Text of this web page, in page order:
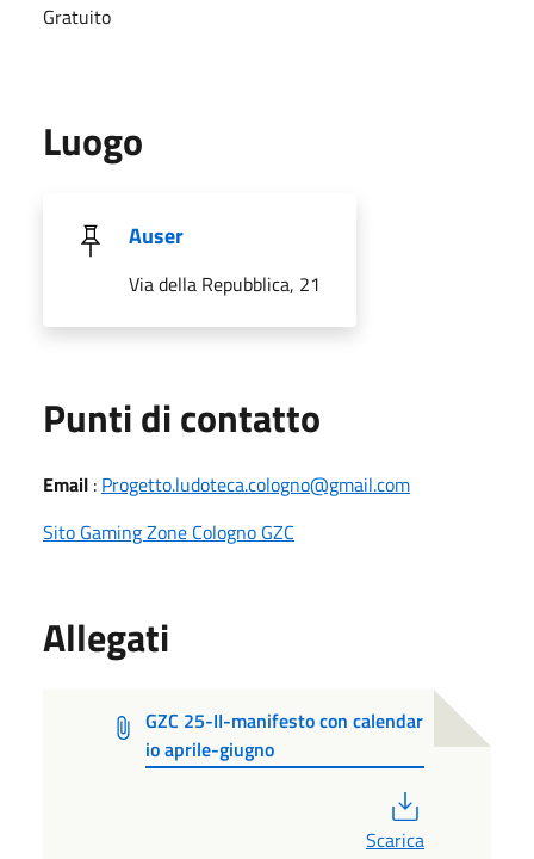
Gratuito
Luogo
Auser
Via della Repubblica, 21
Punti di contatto
Email : Progetto.ludoteca.cologno@gmail.com
Sito Gaming Zone Cologno GZC
Allegati
GZC 25-II-manifesto con calendar
io aprile-giugno
Scarica